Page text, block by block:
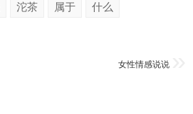
沱茶 属于 什么
女性情感说说